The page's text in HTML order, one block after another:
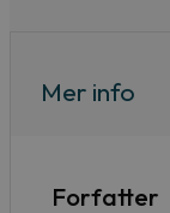
Mer info
Forfatter